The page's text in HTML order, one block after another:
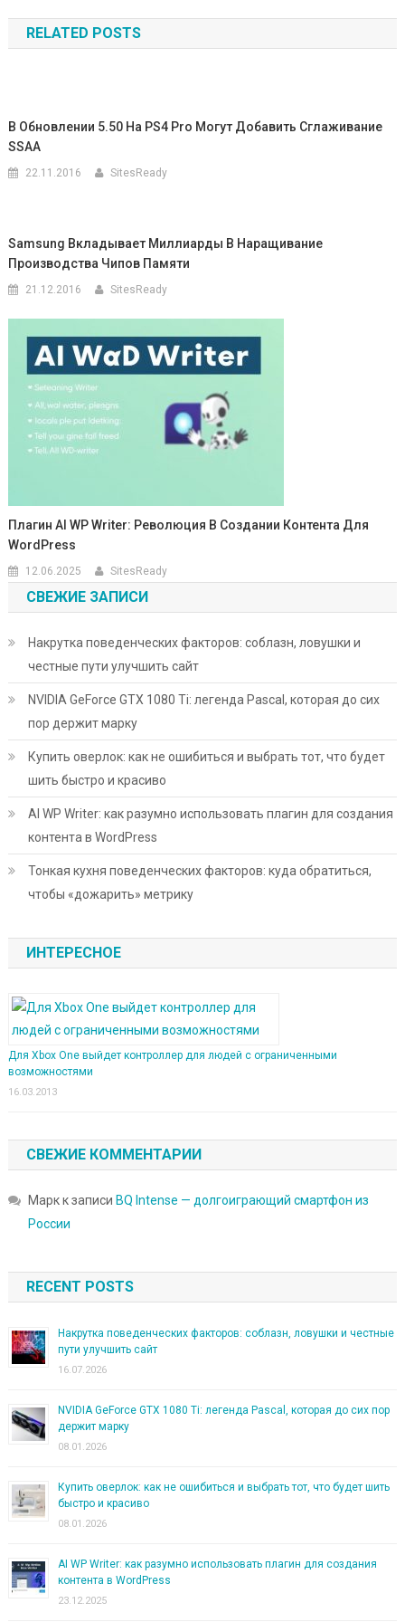
по
записям
RELATED POSTS
В Обновлении 5.50 На PS4 Pro Могут Добавить Сглаживание
SSAA
22.11.2016 SitesReady
Samsung Вкладывает Миллиарды В Наращивание
Производства Чипов Памяти
21.12.2016 SitesReady
Плагин AI WP Writer: Революция В Создании Контента Для
WordPress
12.06.2025 SitesReady
СВЕЖИЕ ЗАПИСИ
Накрутка поведенческих факторов: соблазн, ловушки и
честные пути улучшить сайт
NVIDIA GeForce GTX 1080 Ti: легенда Pascal, которая до сих
пор держит марку
Купить оверлок: как не ошибиться и выбрать тот, что будет
шить быстро и красиво
AI WP Writer: как разумно использовать плагин для создания
контента в WordPress
Тонкая кухня поведенческих факторов: куда обратиться,
чтобы «дожарить» метрику
ИНТЕРЕСНОЕ
Для Xbox One выйдет контроллер для людей с ограниченными
возможностями
16.03.2013
СВЕЖИЕ КОММЕНТАРИИ
Маркк записи BQ Intense — долгоиграющий смартфон из
России
RECENT POSTS
Накрутка поведенческих факторов: соблазн, ловушки и честные
пути улучшить сайт
16.07.2026
NVIDIA GeForce GTX 1080 Ti: легенда Pascal, которая до сих пор
держит марку
08.01.2026
Купить оверлок: как не ошибиться и выбрать тот, что будет шить
быстро и красиво
08.01.2026
AI WP Writer: как разумно использовать плагин для создания
контента в WordPress
23.12.2025